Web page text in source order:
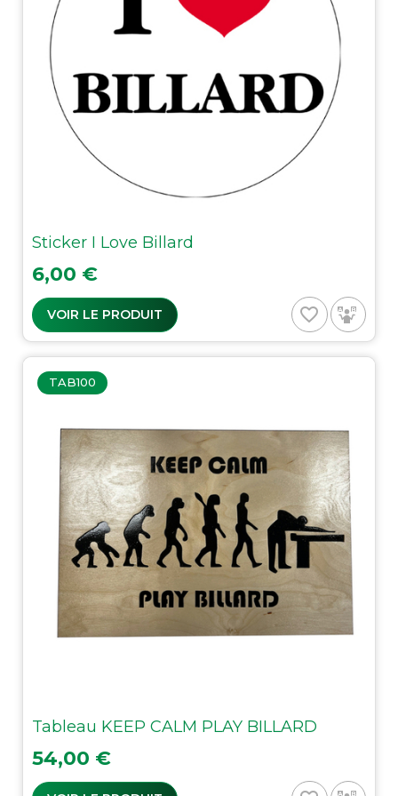
Sticker I Love Billard
Prix
6,00 €
VOIR LE PRODUIT favorite_border
TAB100
Tableau KEEP CALM PLAY BILLARD
Prix
54,00 €